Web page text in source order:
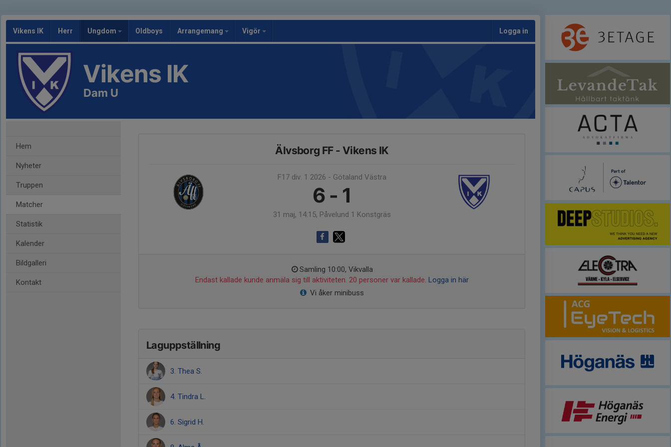
Vikens IK Herr Ungdom Oldboys Arrangemang Vigör Logga in
Vikens IK
Dam U
Hem
Nyheter
Truppen
Matcher
Statistik
Kalender
Bildgalleri
Kontakt
Älvsborg FF - Vikens IK
F17 div. 1 2026 - Götaland Västra
6 - 1
31 maj, 14:15, Påvelund 1 Konstgräs
Samling 10:00, Vikvalla
Endast kallade kunde anmäla sig till aktiviteten. 20 personer var kallade. Logga in här
Vi åker minibuss
Laguppställning
3. Thea S.
4. Tindra L.
6. Sigrid H.